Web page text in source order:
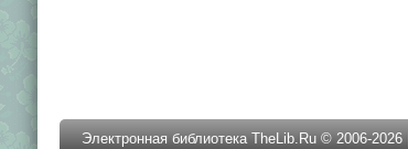
Электронная библиотека TheLib.Ru © 2006-2026 |